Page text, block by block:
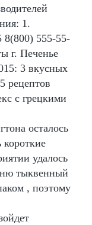
1.
8(800) 555-55-
г. Печенье
3 вкусных
рецептов
с грецкими
осталось
удалось
тыквенный
, поэтому